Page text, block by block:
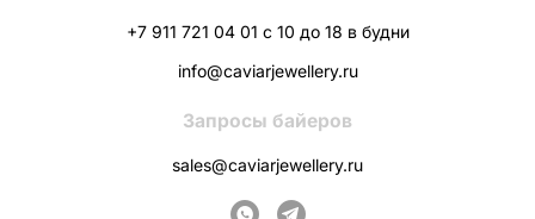
+7 911 721 04 01 с 10 до 18 в будни
info@caviarjewellery.ru
Запросы байеров
sales@caviarjewellery.ru